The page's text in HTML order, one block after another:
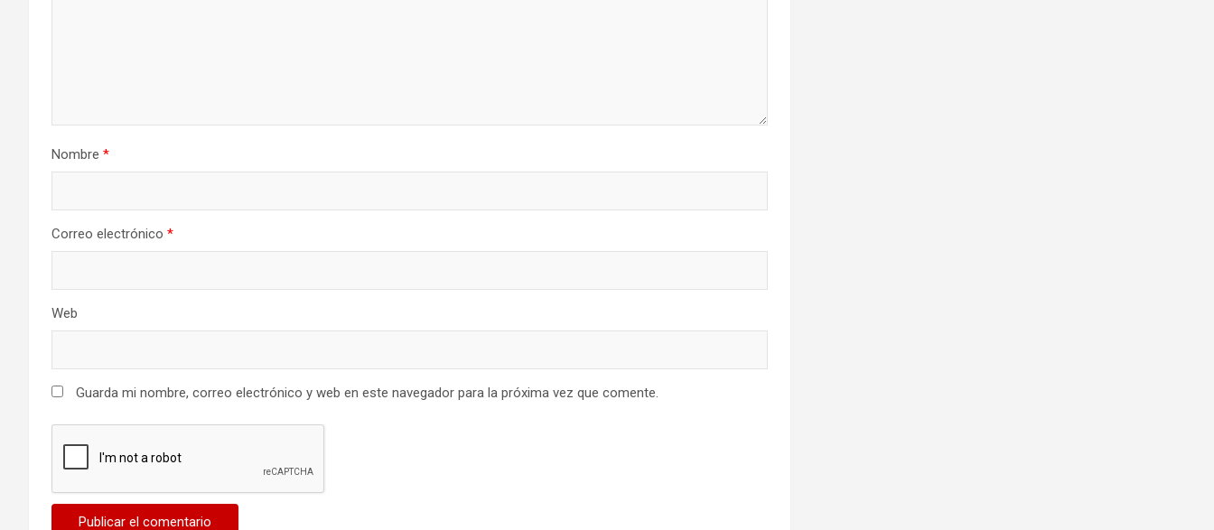
Nombre *
Correo electrónico *
Web
Guarda mi nombre, correo electrónico y web en este navegador para la próxima vez que comente.